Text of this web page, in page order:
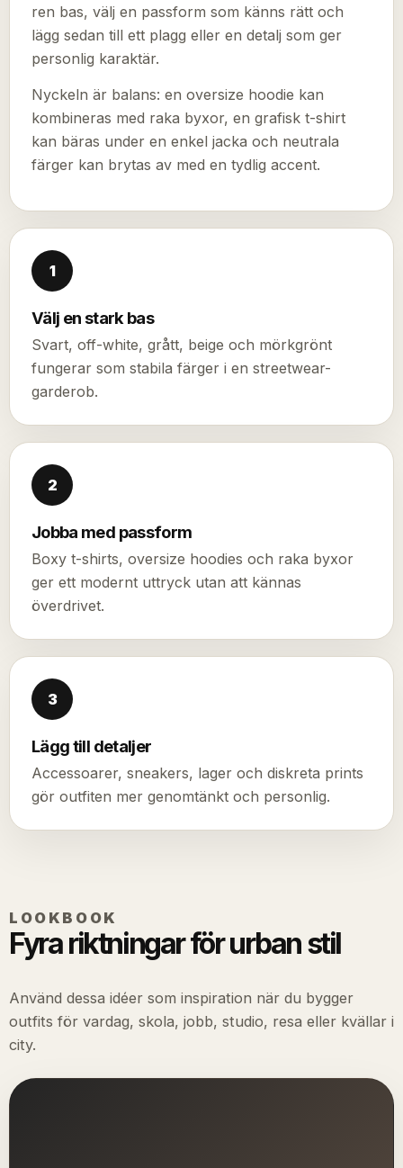
ren bas, välj en passform som känns rätt och
lägg sedan till ett plagg eller en detalj som ger
personlig karaktär.
Nyckeln är balans: en oversize hoodie kan
kombineras med raka byxor, en grafisk t-shirt
kan bäras under en enkel jacka och neutrala
färger kan brytas av med en tydlig accent.
1
Välj en stark bas
Svart, off-white, grått, beige och mörkgrönt
fungerar som stabila färger i en streetwear-
garderob.
2
Jobba med passform
Boxy t-shirts, oversize hoodies och raka byxor
ger ett modernt uttryck utan att kännas
överdrivet.
3
Lägg till detaljer
Accessoarer, sneakers, lager och diskreta prints
gör outfiten mer genomtänkt och personlig.
LOOKBOOK
Fyra riktningar för urban stil
Använd dessa idéer som inspiration när du bygger
outfits för vardag, skola, jobb, studio, resa eller kvällar i
city.